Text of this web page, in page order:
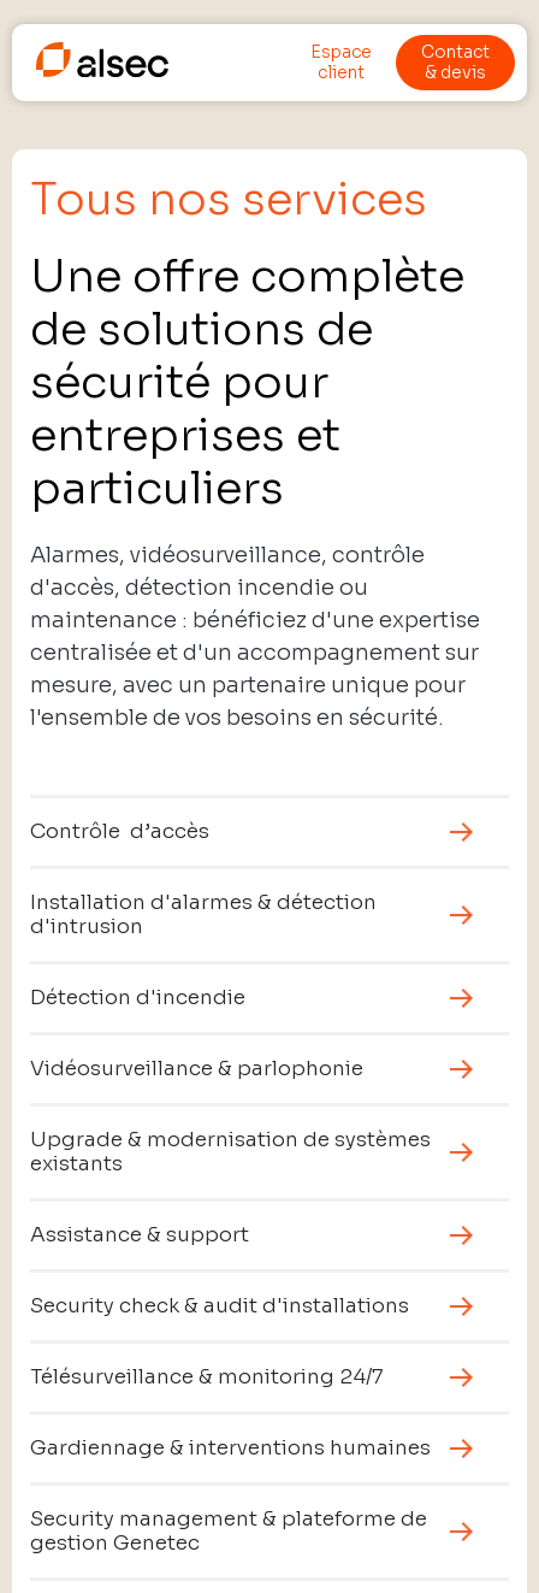
Espace
client
Contact
& devis
Tous nos services
Une offre complète
de solutions de
sécurité pour
entreprises et
particuliers
Alarmes, vidéosurveillance, contrôle
d'accès, détection incendie ou
maintenance : bénéficiez d'une expertise
centralisée et d'un accompagnement sur
mesure, avec un partenaire unique pour
l'ensemble de vos besoins en sécurité.
Contrôle d’accès
Installation d'alarmes & détection
d'intrusion
Détection d'incendie
Vidéosurveillance & parlophonie
Upgrade & modernisation de systèmes
existants
Assistance & support
Security check & audit d'installations
Télésurveillance & monitoring 24/7
Gardiennage & interventions humaines
Security management & plateforme de
gestion Genetec